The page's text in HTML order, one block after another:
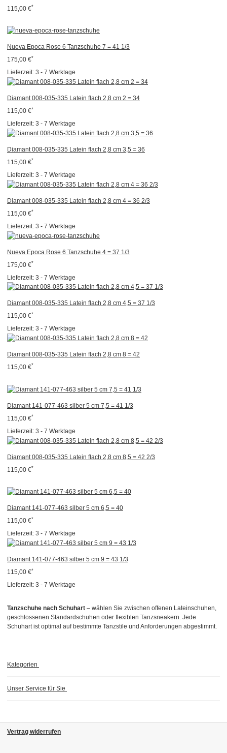
Tanzschuhe nach Schuhart – wählen Sie zwischen offenen Lateinschuhen,
geschlossenen Standardschuhen oder flexiblen Tanzsneakern. Jede
Schuhart ist optimal auf bestimmte Tanzstile und Anforderungen abgestimmt.
115,00 €*
Nueva Epoca Rose 6 Tanzschuhe 7 = 41 1/3
175,00 €*
Lieferzeit: 3 - 7 Werktage
Diamant 008-035-335 Latein flach 2,8 cm 2 = 34
115,00 €*
Lieferzeit: 3 - 7 Werktage
Diamant 008-035-335 Latein flach 2,8 cm 3,5 = 36
115,00 €*
Lieferzeit: 3 - 7 Werktage
Diamant 008-035-335 Latein flach 2,8 cm 4 = 36 2/3
115,00 €*
Lieferzeit: 3 - 7 Werktage
Nueva Epoca Rose 6 Tanzschuhe 4 = 37 1/3
175,00 €*
Lieferzeit: 3 - 7 Werktage
Diamant 008-035-335 Latein flach 2,8 cm 4,5 = 37 1/3
115,00 €*
Lieferzeit: 3 - 7 Werktage
Diamant 008-035-335 Latein flach 2,8 cm 8 = 42
115,00 €*
Diamant 141-077-463 silber 5 cm 7,5 = 41 1/3
115,00 €*
Lieferzeit: 3 - 7 Werktage
Diamant 008-035-335 Latein flach 2,8 cm 8,5 = 42 2/3
115,00 €*
Diamant 141-077-463 silber 5 cm 6,5 = 40
115,00 €*
Lieferzeit: 3 - 7 Werktage
Diamant 141-077-463 silber 5 cm 9 = 43 1/3
115,00 €*
Lieferzeit: 3 - 7 Werktage
Kategorien
Unser Service für Sie
Vertrag widerrufen